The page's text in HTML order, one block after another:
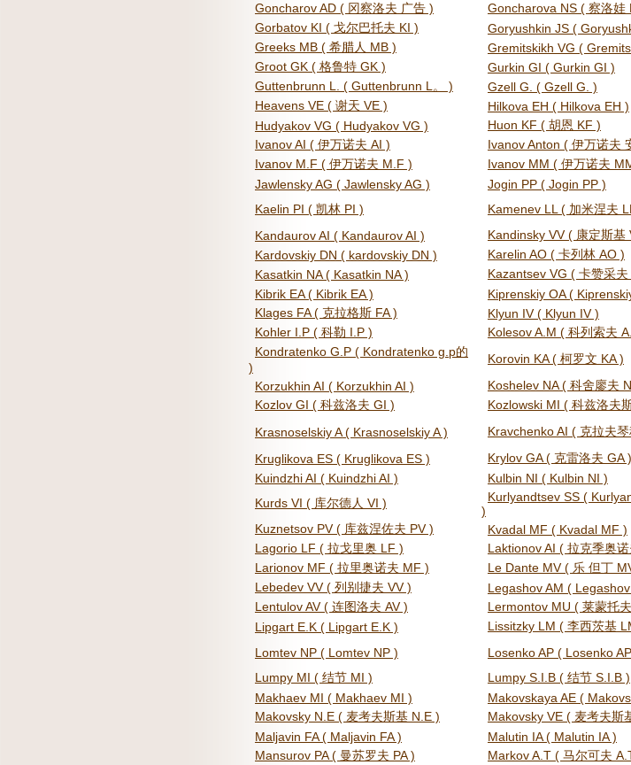
Goncharov AD ( 冈察洛夫 广告 )
Goncharova NS ( 察洛娃
Gorbatov KI ( 戈尔巴托夫 KI )
Goryushkin JS (
Greeks MB ( 希腊人 MB )
Gremitskikh VG (
Groot GK ( 格鲁特 GK )
Gurkin GI ( Gurkin GI )
Guttenbrunn L. ( Guttenbrunn L。 )
Gzell G. ( Gzell G. )
Heavens VE ( 谢天 VE )
Hilkova EH ( Hilkova EH )
Hudyakov VG ( Hudyakov VG )
Huon KF ( 胡恩 KF )
Ivanov AI ( 伊万诺夫 AI )
Ivanov Anton ( 伊万诺夫
Ivanov M.F ( 伊万诺夫 M.F )
Ivanov MM ( 伊万诺夫
Jawlensky AG ( Jawlensky AG )
Jogin PP ( Jogin PP )
Kaelin PI ( 凯林 PI )
Kamenev LL ( 加米涅夫
Kandaurov AI ( Kandaurov AI )
Kandinsky VV ( 康定斯基
Kardovskiy DN ( kardovskiy DN )
Karelin AO ( 卡列林 AO )
Kasatkin NA ( Kasatkin NA )
Kazantsev VG ( 卡赞采夫
Kibrik EA ( Kibrik EA )
Kiprenskiy OA (
Klages FA ( 克拉格斯 FA )
Klyun IV ( Klyun IV )
Kohler I.P ( 科勒 I.P )
Kolesov A.M ( 科列索夫
Kondratenko G.P ( Kondratenko g.p的
)
Korovin KA ( 柯罗文 KA )
Korzukhin AI ( Korzukhin AI )
Koshelev NA ( 科舍廖夫
Kozlov GI ( 科兹洛夫 GI )
Kozlowski MI ( 科兹洛夫
Krasnoselskiy A ( Krasnoselskiy A )
Kravchenko AI ( 克拉夫
Kruglikova ES ( Kruglikova ES )
Krylov GA ( 克雷洛夫 GA )
Kuindzhi AI ( Kuindzhi AI )
Kulbin NI ( Kulbin NI )
Kurds VI ( 库尔德人 VI )
Kurlyandtsev SS (
)
Kuznetsov PV ( 库兹涅佐夫 PV )
Kvadal MF ( Kvadal MF )
Lagorio LF ( 拉戈里奥 LF )
Laktionov AI ( 拉克季奥
Larionov MF ( 拉里奥诺夫 MF )
Le Dante MV ( 乐 但丁
Lebedev VV ( 列别捷夫 VV )
Legashov AM (
Lentulov AV ( 连图洛夫 AV )
Lermontov MU ( 莱蒙托
Lipgart E.K ( Lipgart E.K )
Lissitzky LM ( 李西茨基
Lomtev NP ( Lomtev NP )
Losenko AP ( Losenko
Lumpy MI ( 结节 MI )
Lumpy S.I.B ( 结节 S.I.B )
Makhaev MI ( Makhaev MI )
Makovskaya AE (
Makovsky N.E ( 麦考夫斯基 N.E )
Makovsky VE ( 麦考夫斯
Maljavin FA ( Maljavin FA )
Malutin IA ( Malutin IA )
Mansurov PA ( 曼苏罗夫 PA )
Markov A.T ( 马尔可夫